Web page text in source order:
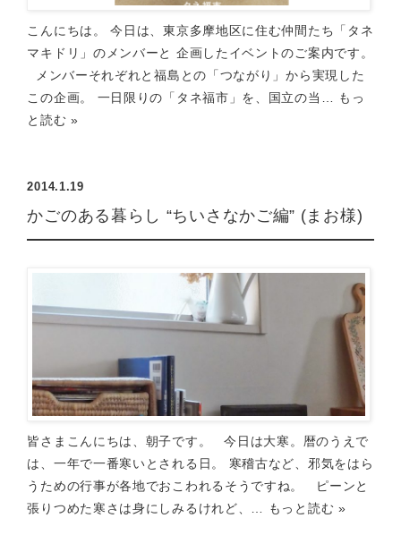
こんにちは。 今日は、東京多摩地区に住む仲間たち「タネ
マキドリ」のメンバーと 企画したイベントのご案内です。
メンバーそれぞれと福島との「つながり」から実現した
この企画。 一日限りの「タネ福市」を、国立の当…
もっ
と読む »
2014.1.19
かごのある暮らし “ちいさなかご編” (まお様)
皆さまこんにちは、朝子です。 今日は大寒。暦のうえで
は、一年で一番寒いとされる日。 寒稽古など、邪気をはら
うための行事が各地でおこわれるそうですね。 ピーンと
張りつめた寒さは身にしみるけれど、…
もっと読む »